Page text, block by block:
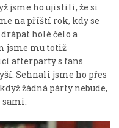
jsme ho ujistili, že si
na příští rok, kdy se
holé čelo a
jsme mu totiž
afterparty s fans
Sehnali jsme ho přes
žádná párty nebude,
sami.